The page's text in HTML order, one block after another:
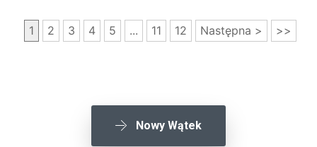
1 2 3 4 5 ... 11 12 Następna > >>
Nowy Wątek